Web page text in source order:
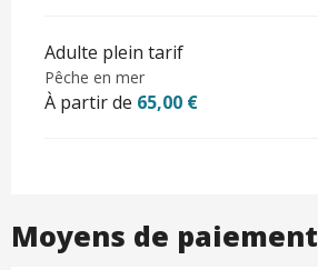
Adulte plein tarif
Pêche en mer
À partir de 65,00 €
Moyens de paiement